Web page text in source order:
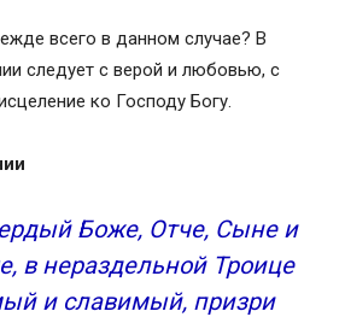
всего в данном случае? В
следует с верой и любовью, с
ко Господу Богу.
Боже, Отче, Сыне и
в нераздельной Троице
и славимый, призри